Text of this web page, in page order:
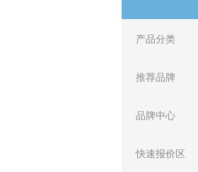
产品分类
推荐品牌
品牌中心
快速报价区